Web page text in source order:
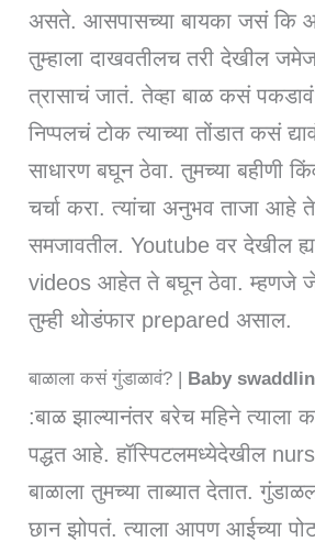
असते. आसपासच्या बायका जसं कि
तुम्हाला दाखवतीलच तरी देखील
त्रासाचं जातं. तेव्हा बाळ कसं
निप्पलचं टोक त्याच्या तोंडात कसं
साधारण बघून ठेवा. तुमच्या बहीणी
चर्चा करा. त्यांचा अनुभव ताजा आहे
समजावतील. Youtube वर देखील
videos आहेत ते बघून ठेवा. म्हणजे
तुम्ही थोडंफार prepared असाल.
बाळाला कसं गुंडाळावं? | Baby
:बाळ झाल्यानंतर बरेच महिने त्याला
पद्धत आहे. हॉस्पिटलमध्येदेखील
बाळाला तुमच्या ताब्यात देतात.
छान झोपतं. त्याला आपण आईच्या